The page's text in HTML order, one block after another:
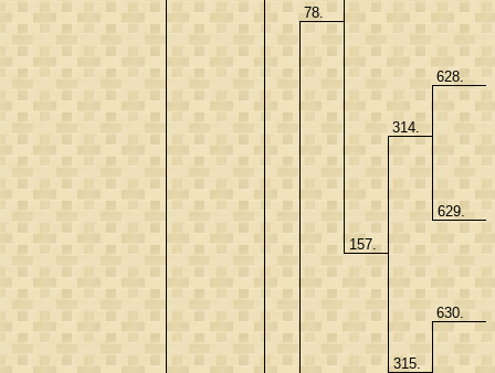
78.
157.
314.
628.
629.
315.
630.